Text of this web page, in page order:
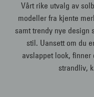
Vårt rike utvalg av
modeller fra kjente
samt trendy nye design
stil. Uansett om du
avslappet look,
strandliv,